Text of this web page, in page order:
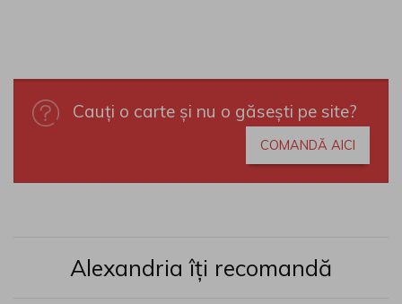
Cauți o carte și nu o găsești pe site?
COMANDĂ AICI
Alexandria îți recomandă